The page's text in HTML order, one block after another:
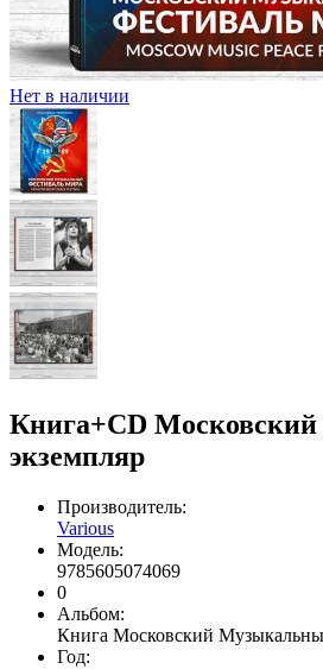
Нет в наличии
Книга+CD
экземпляр
Производитель:
Various
Модель:
9785605074069
0
Альбом:
Книга Московский
Год: